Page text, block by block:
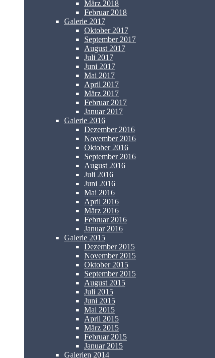
März 2018
Februar 2018
Galerie 2017
Oktober 2017
September 2017
August 2017
Juli 2017
Juni 2017
Mai 2017
April 2017
März 2017
Februar 2017
Januar 2017
Galerie 2016
Dezember 2016
November 2016
Oktober 2016
September 2016
August 2016
Juli 2016
Juni 2016
Mai 2016
April 2016
März 2016
Februar 2016
Januar 2016
Galerie 2015
Dezember 2015
November 2015
Oktober 2015
September 2015
August 2015
Juli 2015
Juni 2015
Mai 2015
April 2015
März 2015
Februar 2015
Januar 2015
Galerien 2014